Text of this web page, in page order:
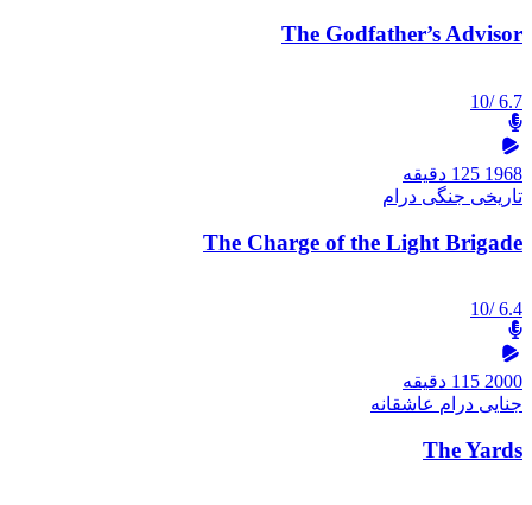
The Godfather’s Advisor
6.7
/10
1968 125 دقیقه
تاریخی جنگی درام
The Charge of the Light Brigade
6.4
/10
2000 115 دقیقه
جنایی درام عاشقانه
The Yards